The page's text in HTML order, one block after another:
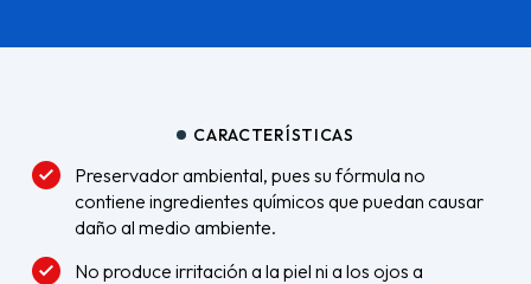
CARACTERÍSTICAS
Preservador ambiental, pues su fórmula no
contiene ingredientes químicos que puedan causar
daño al medio ambiente.
No produce irritación a la piel ni a los ojos a